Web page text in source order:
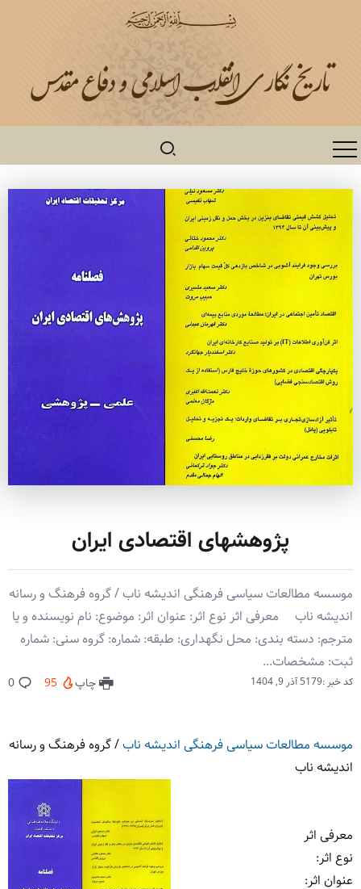
پژوهشهای اقتصادی ایران
موسسه مطالعات سیاسی فرهنگی اندیشه ناب / گروه فرهنگ و رسانه
اندیشه ناب معرفی اثر نوع اثر: عنوان اثر: موضوع: نام نویسنده و یا
مترجم: دسته بندی: محل نگهداری: طبقه: شماره: گروه سنی: شماره
ثبت: مشخصات...
کد خبر :5179 آذر 9, 1404 چاپ 95
0
موسسه مطالعات سیاسی فرهنگی اندیشه ناب/گروه فرهنگ و رسانه
اندیشه ناب
معرفی اثر
نوع اثر:
عنوان اثر: